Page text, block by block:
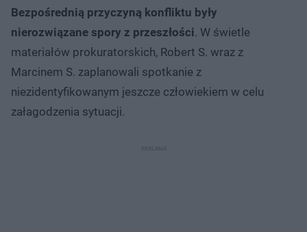
Bezpośrednią przyczyną konfliktu były
nierozwiązane spory z przeszłości. W świetle
materiałów prokuratorskich, Robert S. wraz z
Marcinem S. zaplanowali spotkanie z
niezidentyfikowanym jeszcze człowiekiem w celu
załagodzenia sytuacji.